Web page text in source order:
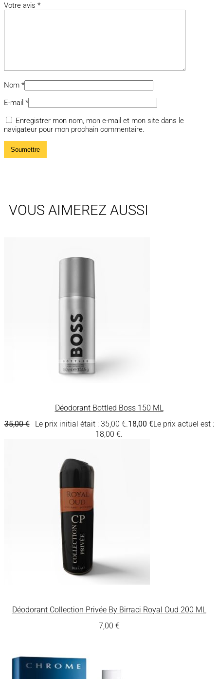
Votre avis *
Nom *
E-mail *
Enregistrer mon nom, mon e-mail et mon site dans le
navigateur pour mon prochain commentaire.
VOUS AIMEREZ AUSSI
Déodorant Bottled Boss 150 ML
35,00€ Le prix initial était : 35,00 €.18,00 €Le prix actuel est :
18,00 €.
Déodorant Collection Privée By Birraci Royal Oud 200 ML
7,00 €